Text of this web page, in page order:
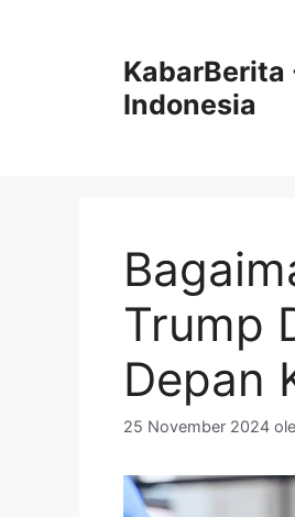
KabarBerita
Indonesia
Trump
Depan
25 November 2024